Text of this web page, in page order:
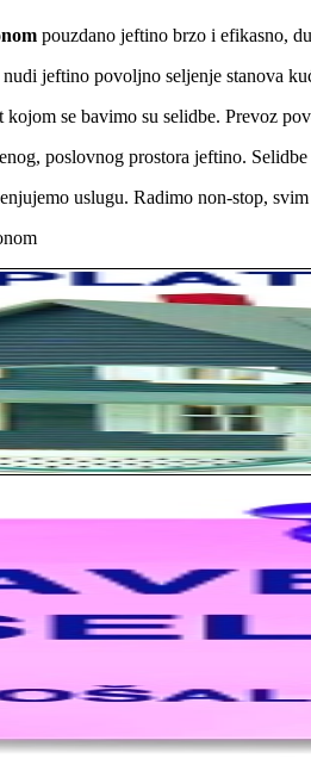
pouzdano jeftino brzo i efikasno,
jeftino povoljno seljenje stanova
se bavimo su selidbe. Prevoz
poslovnog prostora jeftino.
uslugu. Radimo non-stop,
radnike u firmi jer su stvarno